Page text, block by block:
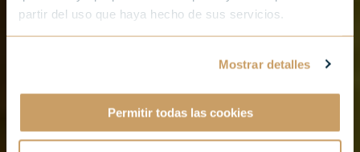
partir del uso que haya hecho de sus servicios.
Mostrar detalles
Permitir todas las cookies